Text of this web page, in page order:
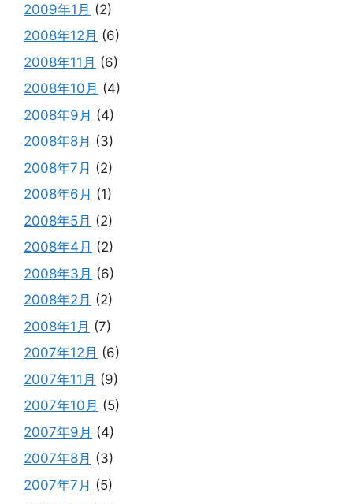
2009年1月 (2)
2008年12月 (6)
2008年11月 (6)
2008年10月 (4)
2008年9月 (4)
2008年8月 (3)
2008年7月 (2)
2008年6月 (1)
2008年5月 (2)
2008年4月 (2)
2008年3月 (6)
2008年2月 (2)
2008年1月 (7)
2007年12月 (6)
2007年11月 (9)
2007年10月 (5)
2007年9月 (4)
2007年8月 (3)
2007年7月 (5)